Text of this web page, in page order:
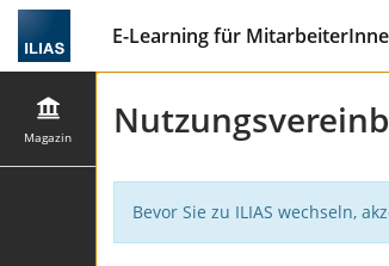
E-Learning für
Magazin
Bevor Sie zu ILIAS wechseln,